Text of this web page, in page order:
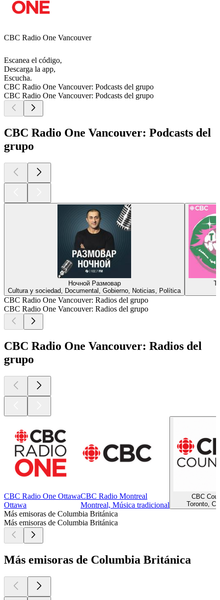
CBC Radio One Vancouver
Escanea el código,
Descarga la app,
Escucha.
CBC Radio One Vancouver: Podcasts del grupo
CBC Radio One Vancouver: Podcasts del grupo
CBC Radio One Vancouver: Podcasts del
grupo
Ночной Размовар
Cultura y sociedad, Documental, Gobierno, Noticias, Política
CBC Radio One Vancouver: Radios del grupo
CBC Radio One Vancouver: Radios del grupo
CBC Radio One Vancouver: Radios del
grupo
CBC Radio One Ottawa
Ottawa
CBC Radio Montreal
Montreal, Música tradicional
CBC
Toronto,
Más emisoras de Columbia Británica
Más emisoras de Columbia Británica
Más emisoras de Columbia Británica